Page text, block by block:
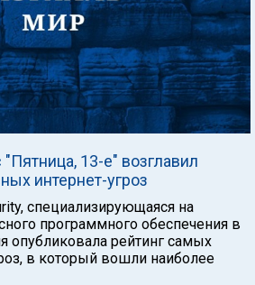
13-е" возглавил
интернет-угроз
специализирующаяся на
программного обеспечения в
опубликовала рейтинг самых
в который вошли наиболее